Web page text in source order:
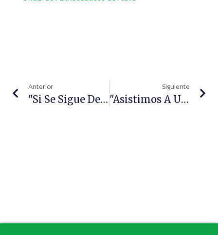
Anterior
"Si Se Sigue Debilitando A La Farmacia, Se Puede Poner En Riesgo La Sostenibilidad De Nuestro Modelo"
Siguiente
"Asistimos A Una Revolución De Los Tratamientos Biológicos Para La Psoriasis"